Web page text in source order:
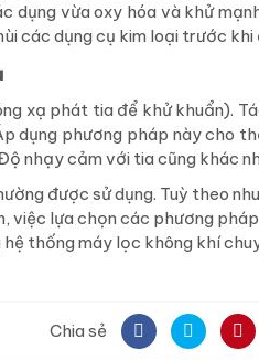
dụng vừa oxy hóa và khử
các dụng cụ kim loại trước
xạ phát tia để khử khuẩn).
dụng phương pháp này cho
nhạy cảm với tia cũng khác
được sử dụng. Tuỳ theo
việc lựa chọn các phương
thống máy lọc không khí
Chia sẻ